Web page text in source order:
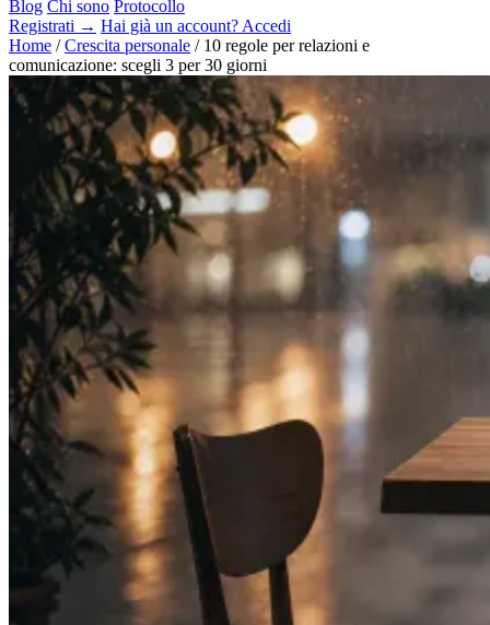
Blog Chi sono Protocollo
Registrati → Hai già un account? Accedi
Home / Crescita personale / 10 regole per relazioni e
comunicazione: scegli 3 per 30 giorni